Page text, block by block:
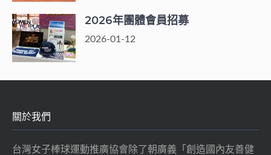
2026年團體會員招募
2026-01-12
關於我們
台灣女子棒球運動推廣協會除了朝廣義「創造國內友善健